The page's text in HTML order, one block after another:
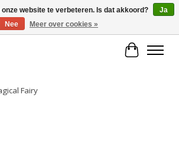
and fast shipping!
Fairy
website te verbeteren. Is dat akkoord?
Ja
Nee
Meer over cookies »